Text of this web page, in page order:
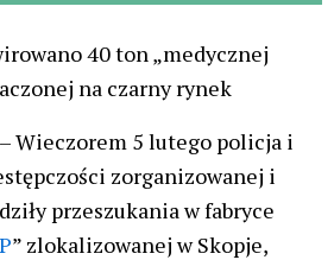
w rejonie Strumicy
do działaczy
i współpracowników byłego
Wcześniej
Zaewa z narkotykami
Serbii.